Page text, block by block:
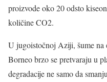
proizvode oko 20 odsto
količine CO2.
U jugoistočnoj Aziji, šume na
Borneo brzo se pretvaraju u
degradacije ne samo da